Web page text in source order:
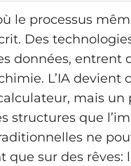
le processus
Des
données, entrent
L’IA devient
mais
structures que
ne
sur des rêves: